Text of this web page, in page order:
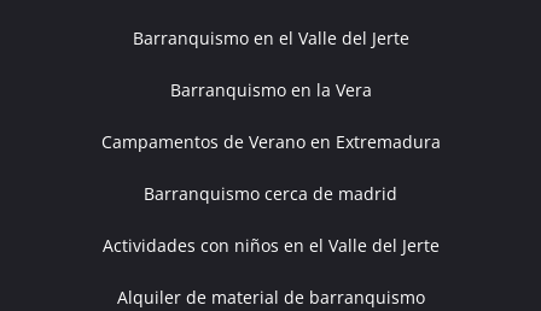
Barranquismo en el Valle del Jerte
Barranquismo en la Vera
Campamentos de Verano en Extremadura
Barranquismo cerca de madrid
Actividades con niños en el Valle del Jerte
Alquiler de material de barranquismo